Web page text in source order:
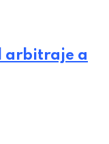
arbitraje a